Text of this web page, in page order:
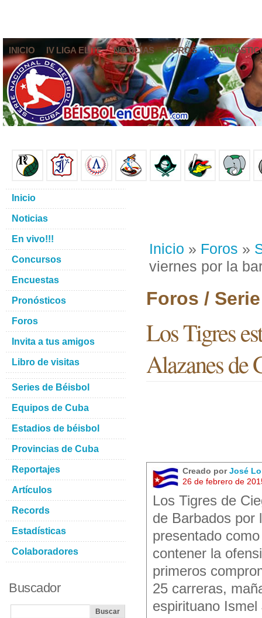
INICIO IV LIGA ELITE NOTICIAS FOROS
Inicio » Foros »
viernes por la
Foros /
Los Tigres
Alazanes de
Creado porJosé
26 de febrero de
Los Tigres de
de Barbados por
presentado
contener la
primeros
25 carreras,
espirituano Ismel
Inicio
Noticias
En vivo!!!
Concursos
Encuestas
Pronósticos
Foros
Invita a tus amigos
Libro de visitas
Series de Béisbol
Equipos de Cuba
Estadios de béisbol
Provincias de Cuba
Reportajes
Artículos
Records
Estadísticas
Colaboradores
Buscador